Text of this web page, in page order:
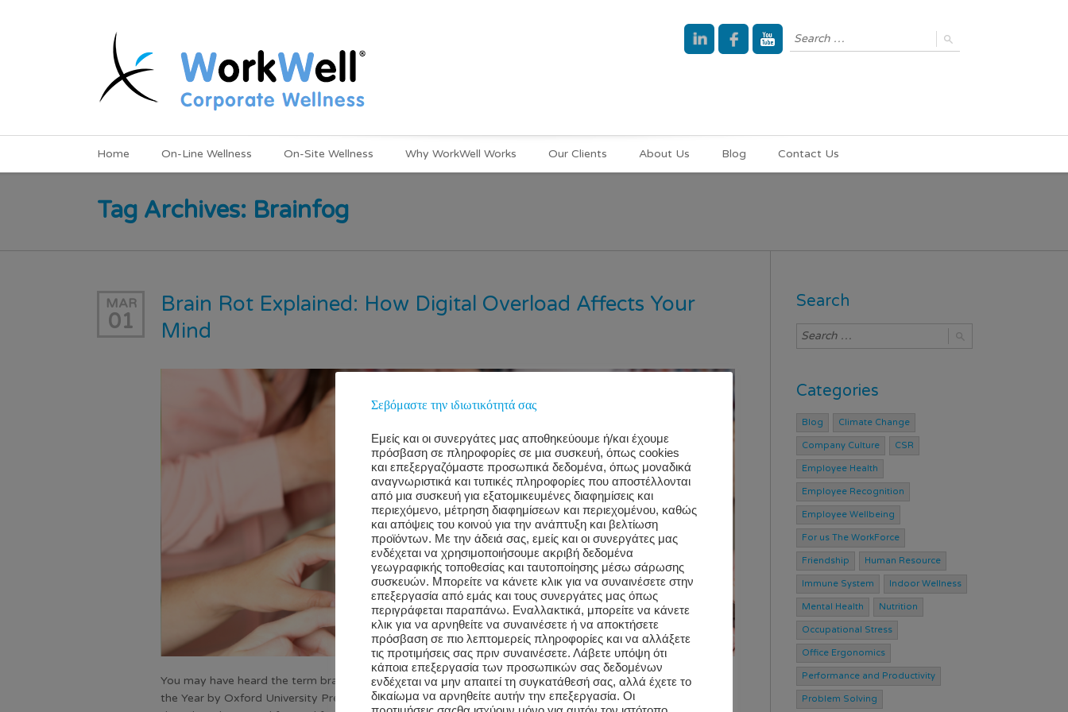
Home On-Line Wellness On-Site Wellness Why WorkWell Works Our Clients About Us Blog Contact Us
Tag Archives: Brainfog
MAR
01
Brain Rot Explained: How Digital Overload Affects Your
Mind
You may have heard the term brain rot circulating online, especially after it was named the 2024 Word of
the Year by Oxford University Press. While it might sound like a harmful physical condition, the phrase
Search
Categories
Blog Climate Change
Company Culture CSR
Employee Health
Employee Recognition
Employee Wellbeing
For us The WorkForce
Friendship Human Resource
Immune System Indoor Wellness
Mental Health Nutrition
Occupational Stress
Office Ergonomics
Performance and Productivity
Problem Solving
Σεβόμαστε την ιδιωτικότητά σας
Εμείς και οι συνεργάτες μας αποθηκεύουμε ή/και έχουμε
πρόσβαση σε πληροφορίες σε μια συσκευή, όπως cookies
και επεξεργαζόμαστε προσωπικά δεδομένα, όπως μοναδικά
αναγνωριστικά και τυπικές πληροφορίες που αποστέλλονται
από μια συσκευή για εξατομικευμένες διαφημίσεις και
περιεχόμενο, μέτρηση διαφημίσεων και περιεχομένου, καθώς
και απόψεις του κοινού για την ανάπτυξη και βελτίωση
προϊόντων. Με την άδειά σας, εμείς και οι συνεργάτες μας
ενδέχεται να χρησιμοποιήσουμε ακριβή δεδομένα
γεωγραφικής τοποθεσίας και ταυτοποίησης μέσω σάρωσης
συσκευών. Μπορείτε να κάνετε κλικ για να συναινέσετε στην
επεξεργασία από εμάς και τους συνεργάτες μας όπως
περιγράφεται παραπάνω. Εναλλακτικά, μπορείτε να κάνετε
κλικ για να αρνηθείτε να συναινέσετε ή να αποκτήσετε
πρόσβαση σε πιο λεπτομερείς πληροφορίες και να αλλάξετε
τις προτιμήσεις σας πριν συναινέσετε. Λάβετε υπόψη ότι
κάποια επεξεργασία των προσωπικών σας δεδομένων
ενδέχεται να μην απαιτεί τη συγκατάθεσή σας, αλλά έχετε το
δικαίωμα να αρνηθείτε αυτήν την επεξεργασία. Οι